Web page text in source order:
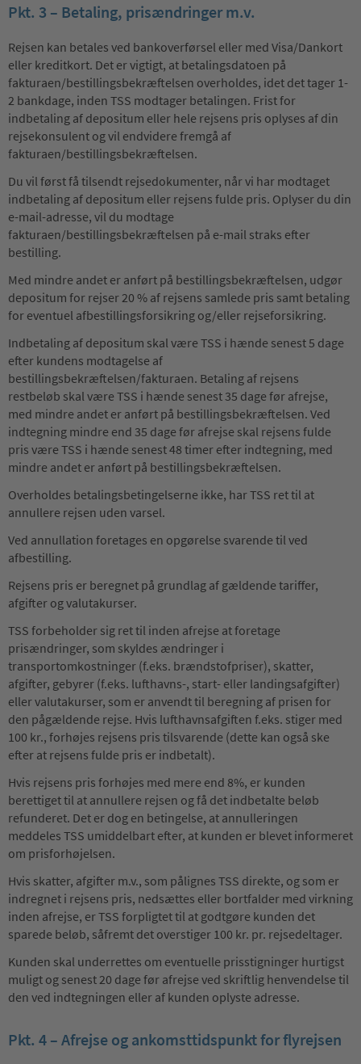
Pkt. 3 – Betaling, prisændringer m.v.
Rejsen kan betales ved bankoverførsel eller med Visa/Dankort
eller kreditkort. Det er vigtigt, at betalingsdatoen på
fakturaen/bestillingsbekræftelsen overholdes, idet det tager 1-
2 bankdage, inden TSS modtager betalingen. Frist for
indbetaling af depositum eller hele rejsens pris oplyses af din
rejsekonsulent og vil endvidere fremgå af
fakturaen/bestillingsbekræftelsen.
Du vil først få tilsendt rejsedokumenter, når vi har modtaget
indbetaling af depositum eller rejsens fulde pris. Oplyser du din
e-mail-adresse, vil du modtage
fakturaen/bestillingsbekræftelsen på e-mail straks efter
bestilling.
Med mindre andet er anført på bestillingsbekræftelsen, udgør
depositum for rejser 20 % af rejsens samlede pris samt betaling
for eventuel afbestillingsforsikring og/eller rejseforsikring.
Indbetaling af depositum skal være TSS i hænde senest 5 dage
efter kundens modtagelse af
bestillingsbekræftelsen/fakturaen. Betaling af rejsens
restbeløb skal være TSS i hænde senest 35 dage før afrejse,
med mindre andet er anført på bestillingsbekræftelsen. Ved
indtegning mindre end 35 dage før afrejse skal rejsens fulde
pris være TSS i hænde senest 48 timer efter indtegning, med
mindre andet er anført på bestillingsbekræftelsen.
Overholdes betalingsbetingelserne ikke, har TSS ret til at
annullere rejsen uden varsel.
Ved annullation foretages en opgørelse svarende til ved
afbestilling.
Rejsens pris er beregnet på grundlag af gældende tariffer,
afgifter og valutakurser.
TSS forbeholder sig ret til inden afrejse at foretage
prisændringer, som skyldes ændringer i
transportomkostninger (f.eks. brændstofpriser), skatter,
afgifter, gebyrer (f.eks. lufthavns-, start- eller landingsafgifter)
eller valutakurser, som er anvendt til beregning af prisen for
den pågældende rejse. Hvis lufthavnsafgiften f.eks. stiger med
100 kr., forhøjes rejsens pris tilsvarende (dette kan også ske
efter at rejsens fulde pris er indbetalt).
Hvis rejsens pris forhøjes med mere end 8%, er kunden
berettiget til at annullere rejsen og få det indbetalte beløb
refunderet. Det er dog en betingelse, at annulleringen
meddeles TSS umiddelbart efter, at kunden er blevet informeret
om prisforhøjelsen.
Hvis skatter, afgifter m.v., som pålignes TSS direkte, og som er
indregnet i rejsens pris, nedsættes eller bortfalder med virkning
inden afrejse, er TSS forpligtet til at godtgøre kunden det
sparede beløb, såfremt det overstiger 100 kr. pr. rejsedeltager.
Kunden skal underrettes om eventuelle prisstigninger hurtigst
muligt og senest 20 dage før afrejse ved skriftlig henvendelse til
den ved indtegningen eller af kunden oplyste adresse.
Pkt. 4 – Afrejse og ankomsttidspunkt for flyrejsen